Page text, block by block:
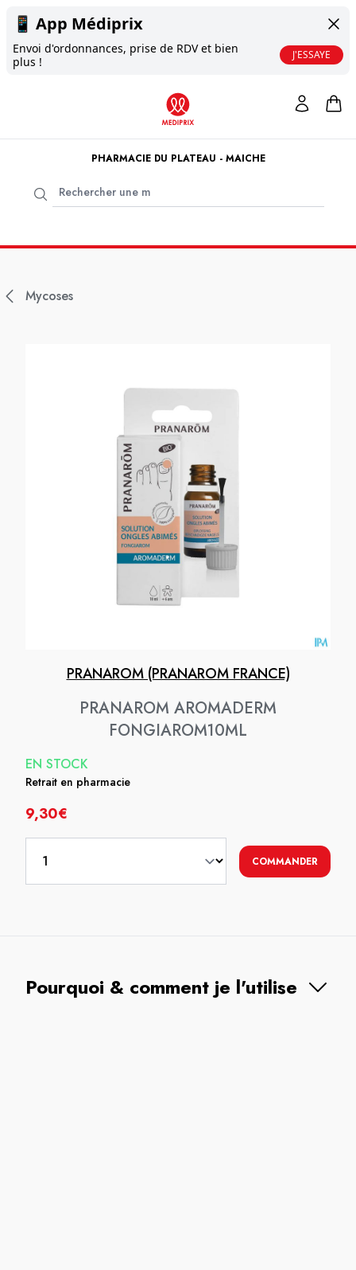
📱 App Médiprix
Envoi d'ordonnances, prise de RDV et bien
plus !
J'ESSAYE
PHARMACIE DU PLATEAU - MAICHE
Mycoses
PRANAROM (PRANAROM FRANCE)
PRANAROM AROMADERM
FONGIAROM10ML
EN STOCK
Retrait en pharmacie
9,30€
COMMANDER
Pourquoi & comment je l'utilise